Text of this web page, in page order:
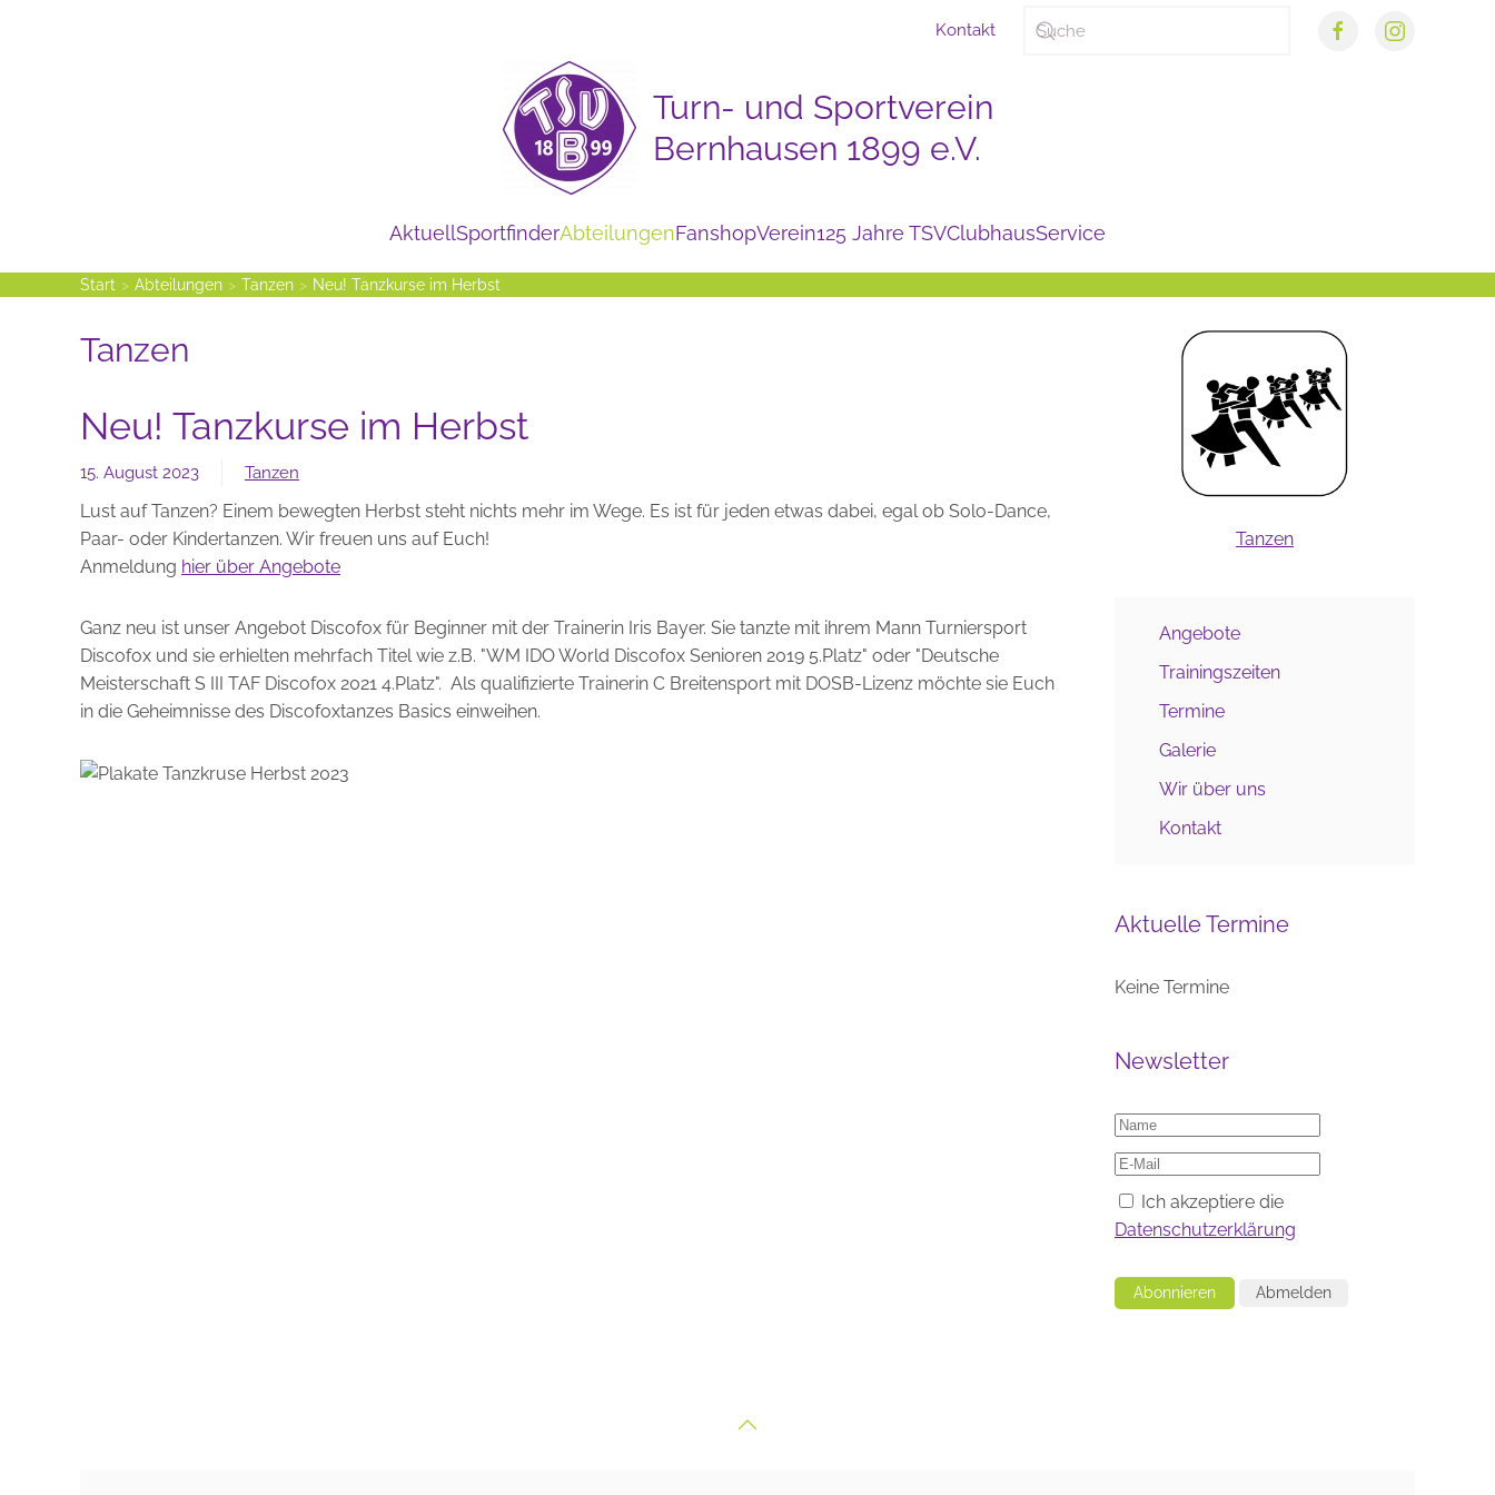
Kontakt
AktuellSportfinderAbteilungenFanshopVerein125 Jahre TSVClubhausService
Start Abteilungen Tanzen Neu! Tanzkurse im Herbst
Tanzen
Neu! Tanzkurse im Herbst
15. August 2023 Tanzen
Lust auf Tanzen? Einem bewegten Herbst steht nichts mehr im Wege. Es ist für jeden etwas dabei, egal ob Solo-Dance,
Paar- oder Kindertanzen. Wir freuen uns auf Euch!
Anmeldung hier über Angebote
Ganz neu ist unser Angebot Discofox für Beginner mit der Trainerin Iris Bayer. Sie tanzte mit ihrem Mann Turniersport
Discofox und sie erhielten mehrfach Titel wie z.B. "WM IDO World Discofox Senioren 2019 5.Platz" oder "Deutsche
Meisterschaft S III TAF Discofox 2021 4.Platz". Als qualifizierte Trainerin C Breitensport mit DOSB-Lizenz möchte sie Euch
in die Geheimnisse des Discofoxtanzes Basics einweihen.
Tanzen
Angebote
Trainingszeiten
Termine
Galerie
Wir über uns
Kontakt
Aktuelle Termine
Keine Termine
Newsletter
Ich akzeptiere die
Datenschutzerklärung
Abonnieren Abmelden